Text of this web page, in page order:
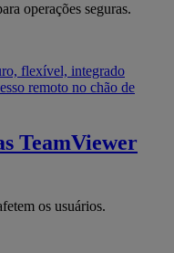
operações seguras.
flexível, integrado
remoto no chão de
TeamViewer
os usuários.